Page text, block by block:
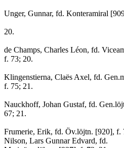
Unger, Gunnar, fd. Konteramiral
20.
de Champs, Charles Léon, fd.
f. 73; 20.
Klingenstierna, Claës Axel, fd.
f. 75; 21.
Nauckhoff, Johan Gustaf, fd.
67; 21.
Frumerie, Erik, fd. Öv.löjtn. [920], f.
Nilson, Lars Gunnar Edvard, fd.